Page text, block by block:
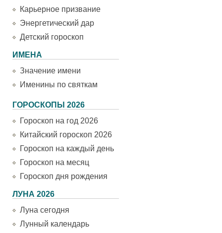
Карьерное призвание
Энергетический дар
Детский гороскоп
ИМЕНА
Значение имени
Именины по святкам
ГОРОСКОПЫ 2026
Гороскоп на год 2026
Китайский гороскоп 2026
Гороскоп на каждый день
Гороскоп на месяц
Гороскоп дня рождения
ЛУНА 2026
Луна сегодня
Лунный календарь